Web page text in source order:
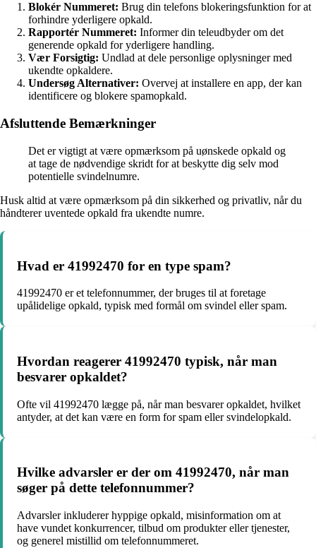
Blokér Nummeret: Brug din telefons blokeringsfunktion for at
forhindre yderligere opkald.
Rapportér Nummeret: Informer din teleudbyder om det
generende opkald for yderligere handling.
Vær Forsigtig: Undlad at dele personlige oplysninger med
ukendte opkaldere.
Undersøg Alternativer: Overvej at installere en app, der kan
identificere og blokere spamopkald.
Afsluttende Bemærkninger
Det er vigtigt at være opmærksom på uønskede opkald og
at tage de nødvendige skridt for at beskytte dig selv mod
potentielle svindelnumre.
Husk altid at være opmærksom på din sikkerhed og privatliv, når du
håndterer uventede opkald fra ukendte numre.
Hvad er 41992470 for en type spam?
41992470 er et telefonnummer, der bruges til at foretage
upålidelige opkald, typisk med formål om svindel eller spam.
Hvordan reagerer 41992470 typisk, når man
besvarer opkaldet?
Ofte vil 41992470 lægge på, når man besvarer opkaldet, hvilket
antyder, at det kan være en form for spam eller svindelopkald.
Hvilke advarsler er der om 41992470, når man
søger på dette telefonnummer?
Advarsler inkluderer hyppige opkald, misinformation om at
have vundet konkurrencer, tilbud om produkter eller tjenester,
og generel mistillid om telefonnummeret.